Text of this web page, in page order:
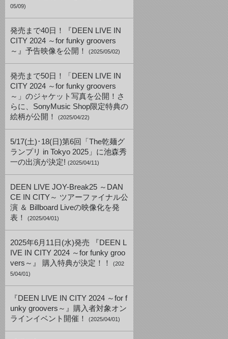
05/09)
発売まで40日！『DEEN LIVE IN
CITY 2024 ～for funky groovers
～』予告映像を公開！
(2025/05/02)
発売まで50日！「DEEN LIVE IN
CITY 2024 ～for funky groovers
～」のジャケット写真を公開！さ
らに、SonyMusic Shop限定特典の
絵柄が公開！
(2025/04/22)
5/17(土)･18(日)第6回「The乾麺グ
ランプリ in Tokyo 2025」に池森秀
一の出演が決定! (2025/04/11)
DEEN LIVE JOY-Break25 ～DAN
CE IN CITY～ ツアーファイナル公
演 ＆ Billboard Liveの映像化を発
表！
(2025/04/01)
2025年6月11日(水)発売 『DEEN L
IVE IN CITY 2024 ～for funky groo
vers～』 購入特典が決定！！
(202
5/04/01)
『DEEN LIVE IN CITY 2024 ～for f
unky groovers～』購入者対象オン
ラインイベント開催！
(2025/04/01)